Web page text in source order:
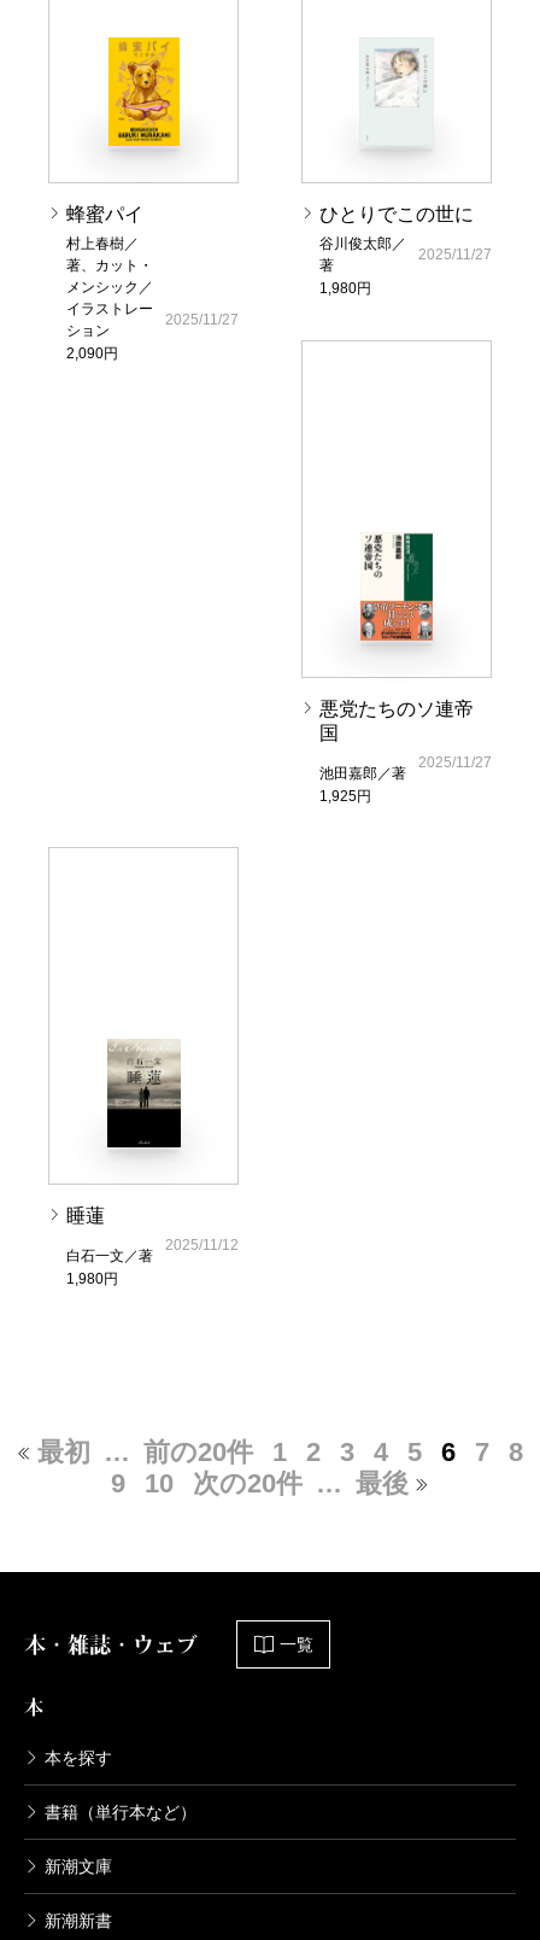
蜂蜜パイ
村上春樹／
著、カット・
メンシック／
イラストレー
ション
2,090円
2025/11/27
ひとりでこの世に
谷川俊太郎／
著
1,980円
2025/11/27
悪党たちのソ連帝
国
池田嘉郎／著
1,925円
2025/11/27
睡蓮
白石一文／著
1,980円
2025/11/12
最初 … 前の20件 1 2 3 4 5 6 7
8
9
10 次の20件 … 最後
本・雑誌・ウェブ 一覧
本
本を探す
書籍（単行本など）
新潮文庫
新潮新書